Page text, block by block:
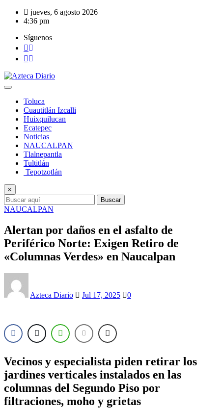
Saltar
jueves, 6 agosto 2026
4:36 pm
Síguenos
Toluca
Cuautitlán Izcalli
Huixquilucan
Ecatepec
Noticias
NAUCALPAN
Tlalnepantla
Tultitlán
Tepotzotlán
×
Buscar
NAUCALPAN
Alertan por daños en el asfalto de
Periférico Norte: Exigen Retiro de
«Columnas Verdes» en Naucalpan
Azteca Diario Jul 17, 2025 0
Vecinos y especialista piden retirar los
jardines verticales instalados en las
columnas del Segundo Piso por
filtraciones, moho y grietas